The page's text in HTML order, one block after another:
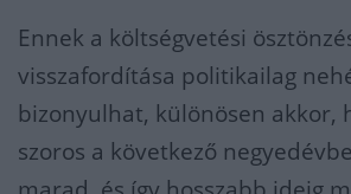
Ennek a költségvetési
visszafordítása politikailag
bizonyulhat, különösen akkor,
szoros a következő